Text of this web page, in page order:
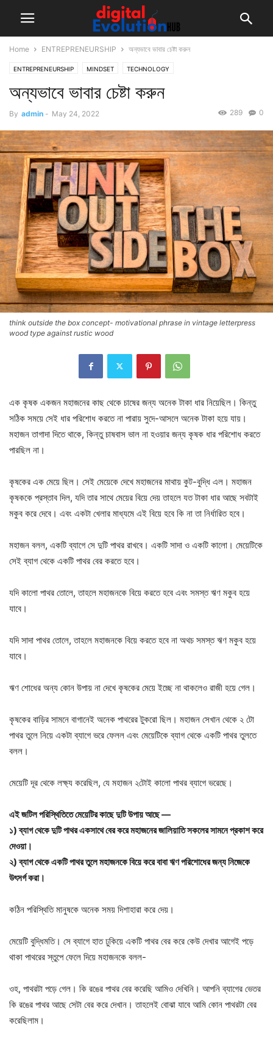
Home ENTREPRENEURSHIP অন্যভাবে ভাবার চেষ্টা করুন
ENTREPRENEURSHIP MINDSET TECHNOLOGY
অন্যভাবে ভাবার চেষ্টা করুন
By admin - May 24, 2022 0
289
think outside the box concept- motivational phrase in vintage letterpress
wood type against rustic wood
এক কৃষক একজন মহাজনের কাছ থেকে চাষের জন্য অনেক টাকা ধার নিয়েছিল। কিন্তু
সঠিক সময়ে সেই ধার পরিশোধ করতে না পারায় সুদে-আসলে অনেক টাকা হয়ে যায়।
মহাজন তাগাদা দিতে থাকে, কিন্তু চাষবাস ভাল না হওয়ার জন্য কৃষক ধার পরিশোধ করতে
পারছিল না।
কৃষকের এক মেয়ে ছিল। সেই মেয়েকে দেখে মহাজনের মাথায় কুট-বুদ্ধি এল। মহাজন
কৃষককে প্রস্তাব দিল, যদি তার সাথে মেয়ের বিয়ে দেয় তাহলে যত টাকা ধার আছে সবটাই
মকুব করে দেবে। এবং একটা খেলার মাধ্যমে এই বিয়ে হবে কি না তা নির্ধারিত হবে।
মহাজন বলল, একটি ব্যাগে সে দুটি পাথর রাখবে। একটি সাদা ও একটি কালো। মেয়েটিকে
সেই ব্যাগ থেকে একটি পাথর বের করতে হবে।
যদি কালো পাথর তোলে, তাহলে মহাজনকে বিয়ে করতে হবে এবং সমস্ত ঋণ মকুব হয়ে
যাবে।
যদি সাদা পাথর তোলে, তাহলে মহাজনকে বিয়ে করতে হবে না অথচ সমস্ত ঋণ মকুব হয়ে
যাবে।
ঋণ শোধের অন্য কোন উপায় না দেখে কৃষকের মেয়ে ইচ্ছে না থাকলেও রাজী হয়ে গেল।
কৃষকের বাড়ির সামনে বাগানেই অনেক পাথরের টুকরো ছিল। মহাজন সেখান থেকে ২ টো
পাথর তুলে নিয়ে একটা ব্যাগে ভরে ফেলল এবং মেয়েটিকে ব্যাগ থেকে একটি পাথর তুলতে
বলল।
মেয়েটি দূর থেকে লক্ষ্য করেছিল, যে মহাজন ২টোই কালো পাথর ব্যাগে ভরেছে।
এই জটিল পরিস্থিতিতে মেয়েটির কাছে দুটি উপায় আছে —
১) ব্যাগ থেকে দুটি পাথর একসাথে বের করে মহাজনের জালিয়াতি সকলের সামনে প্রকাশ করে
দেওয়া।
২) ব্যাগ থেকে একটি পাথর তুলে মহাজনকে বিয়ে করে বাবা ঋণ পরিশোধের জন্য নিজেকে
উৎসর্গ করা।
কঠিন পরিস্থিতি মানুষকে অনেক সময় দিশাহারা করে দেয়।
মেয়েটি বুদ্ধিমতি। সে ব্যাগে হাত ঢুকিয়ে একটি পাথর বের করে কেউ দেখার আগেই পড়ে
থাকা পাথরের স্তুপে ফেলে দিয়ে মহাজনকে বলল-
ওহ, পাথরটা পড়ে গেল। কি রঙের পাথর বের করেছি আমিও দেখিনি। আপনি ব্যাগের ভেতর
কি রঙের পাথর আছে সেটা বের করে দেখান। তাহলেই বোঝা যাবে আমি কোন পাথরটা বের
করেছিলাম।